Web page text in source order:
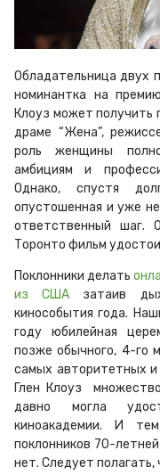
Обладательница двух
номинантка на
Клоуз может получить
драме “Жена”,
роль женщины
амбициям и
Однако, спустя
опустошенная и уже
ответственный шаг.
Торонто фильм
Поклонники делать
из США затаив
кинособытия года.
году юбилейная
позже обычного, 4-го
самых авторитетных
Глен Клоуз
давно могла
киноакадемии. И
поклонников 70-
нет. Следует